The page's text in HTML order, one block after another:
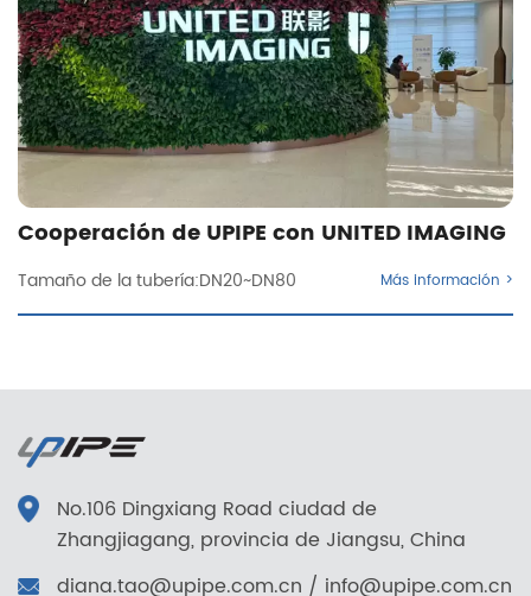
Cooperación de UPIPE con UNITED IMAGING
Tamaño de la tubería:DN20~DN80 Más información >
No.106 Dingxiang Road ciudad de
Zhangjiagang, provincia de Jiangsu, China
diana.tao@upipe.com.cn / info@upipe.com.cn